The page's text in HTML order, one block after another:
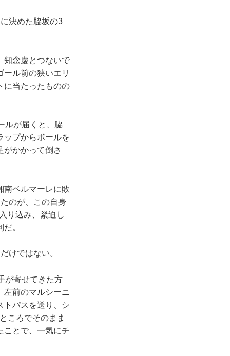
決めた脇坂の3
知念慶とつないで
ル前の狭いエリ
に当たったものの
ルが届くと、脇
ップからボールを
がかかって倒さ
南ベルマーレに敗
のが、この自身
り込み、緊迫し
。
けではない。
が寄せてきた方
左前のマルシーニ
トパスを送り、シ
ころでそのまま
ことで、一気にチ